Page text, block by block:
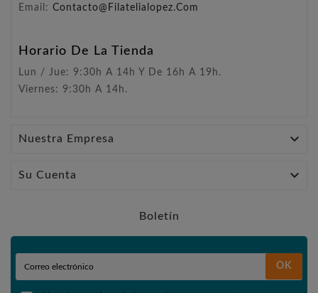
Email: Contacto@filatelialopez.com
Horario De La Tienda
Lun / Jue: 9:30h A 14h Y De 16h A 19h.
Viernes: 9:30h A 14h.
Nuestra Empresa 
Su Cuenta 
Boletín
OK